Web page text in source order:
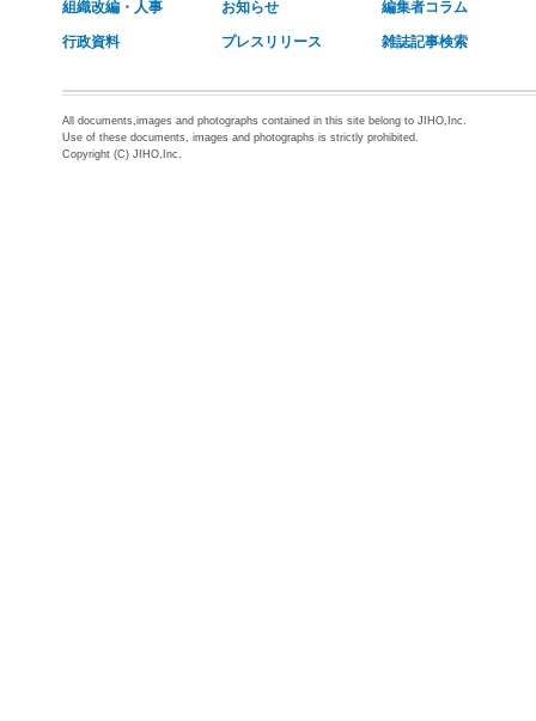
組織改編・人事 お知らせ 編集者コラム
行政資料 プレスリリース 雑誌記事検索
All documents,images and photographs contained in this site belong to JIHO,Inc.
Use of these documents, images and photographs is strictly prohibited.
Copyright (C) JIHO,Inc.